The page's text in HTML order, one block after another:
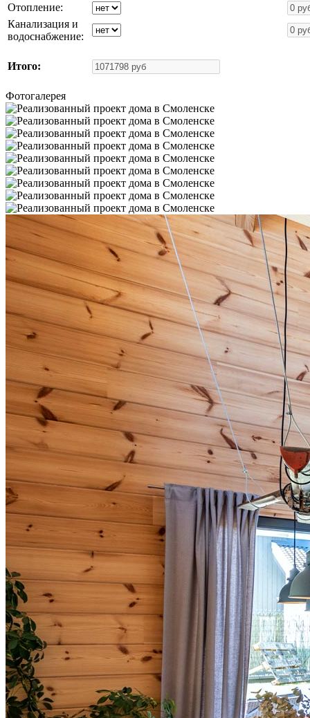
Отопление:
Канализация и
водоснабжение:
Итого:
Фотогалерея